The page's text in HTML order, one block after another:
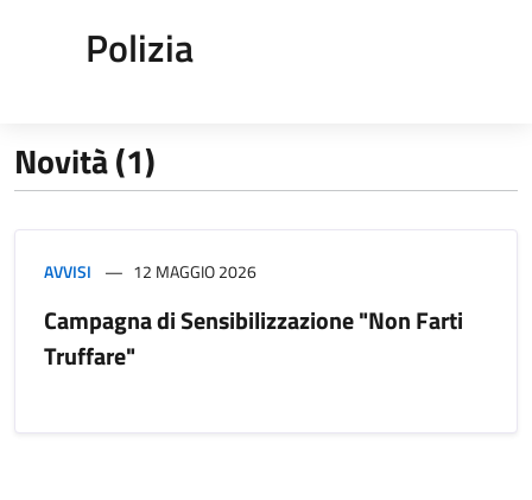
Polizia
Novità (1)
AVVISI 12 MAGGIO 2026
Campagna di Sensibilizzazione "Non Farti
Truffare"